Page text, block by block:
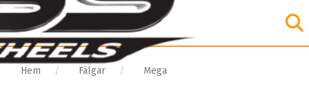
Hem Fälgar Mega